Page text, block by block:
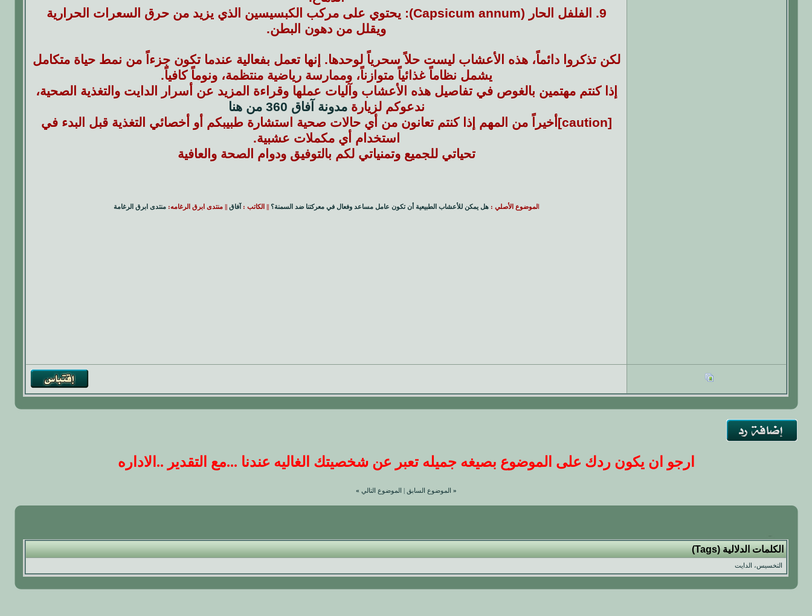
9.
الفلفل الحار (Capsicum annum):
يحتوي على مركب الكبسيسين الذي يزيد من حرق السعرات الحرارية
ويقلل من دهون البطن.
لكن تذكروا دائماً، هذه الأعشاب ليست حلاً سحرياً لوحدها. إنها تعمل بفعالية عندما تكون جزءاً من نمط حياة متكامل
يشمل نظاماً غذائياً متوازناً، وممارسة رياضية منتظمة، ونوماً كافياً.
إذا كنتم مهتمين بالغوص في تفاصيل هذه الأعشاب وآليات عملها وقراءة المزيد عن أسرار الدايت والتغذية الصحية،
ندعوكم لزيارةمدونة آفاق 360 من هنا
[caution]أخيراً من المهم إذا كنتم تعانون من أي حالات صحية استشارة طبيبكم أو أخصائي التغذية قبل البدء في
استخدام أي مكملات عشبية.
تحياتي للجميع وتمنياتي لكم بالتوفيق ودوام الصحة والعافية
الموضوع الأصلي :هل يمكن للأعشاب الطبيعية أن تكون عامل مساعد وفعال في معركتنا ضد السمنة؟ || الكاتب : آفاق || منتدى ابرق الرغامه:منتدى ابرق الرغامة
ارجو ان يكون ردك على الموضوع بصيغه جميله تعبر عن شخصيتك الغاليه عندنا ...مع التقدير ..الاداره
« الموضوع السابق الموضوع التالي »
الكلمات الدلالية (Tags)
التخسيس، الدايت